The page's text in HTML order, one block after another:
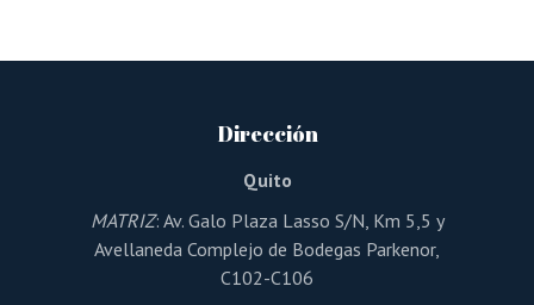
Las
elegir
la
página
de
producto
Dirección
Quito
MATRIZ: Av. Galo Plaza Lasso S/N, Km 5,5 y
Avellaneda Complejo de Bodegas Parkenor,
C102-C106